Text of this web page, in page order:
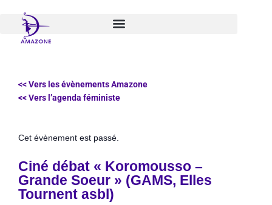
contenu
<< Vers les évènements Amazone
<< Vers l’agenda féministe
Cet évènement est passé.
Ciné débat « Koromousso –
Grande Soeur » (GAMS, Elles
Tournent asbl)